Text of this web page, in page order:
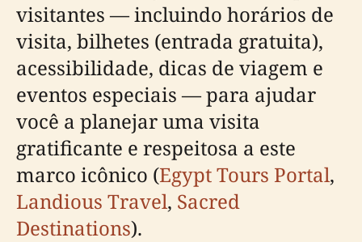
visitantes — incluindo horários de
visita, bilhetes (entrada gratuita),
acessibilidade, dicas de viagem e
eventos especiais — para ajudar
você a planejar uma visita
gratificante e respeitosa a este
marco icônico (Egypt Tours Portal,
Landious Travel, Sacred
Destinations).